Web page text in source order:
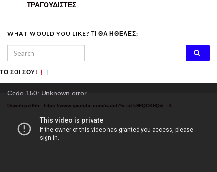
ΤΡΑΓΟΥΔΙΣΤΕΣ
WHAT WOULD YOU LIKE? ΤΙ ΘΑ ΗΘΕΛΕΣ;
Search for:
ΤΟ ΣΟΙ ΣΟΥ!
Code 150: Unknown error.
Download File: https://www.youtube.com/watch?v=td-k9FQCKHQ&_=3